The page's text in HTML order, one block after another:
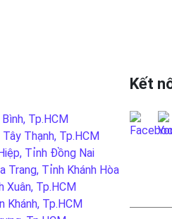
Tp.HCM
Thạnh, Tp.HCM
Tỉnh Đồng Nai
Trang, Tỉnh Khánh Hòa
Xuân, Tp.HCM
Khánh, Tp.HCM
Kết